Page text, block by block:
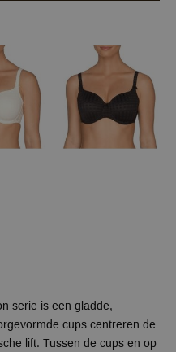
serie is een gladde,
cups centreren de
lift. Tussen de cups en op